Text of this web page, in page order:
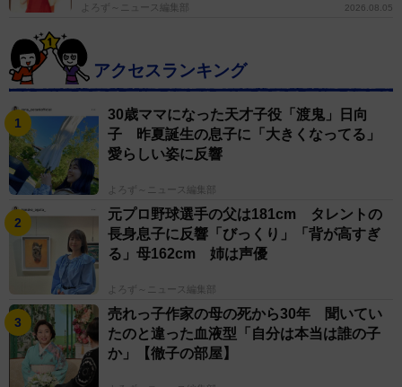
よろず～ニュース編集部 2026.08.05
アクセスランキング
30歳ママになった天才子役「渡鬼」日向
子 昨夏誕生の息子に「大きくなってる」
愛らしい姿に反響
よろず～ニュース編集部
元プロ野球選手の父は181cm タレントの
長身息子に反響「びっくり」「背が高すぎ
る」母162cm 姉は声優
よろず～ニュース編集部
売れっ子作家の母の死から30年 聞いてい
たのと違った血液型「自分は本当は誰の子
か」【徹子の部屋】